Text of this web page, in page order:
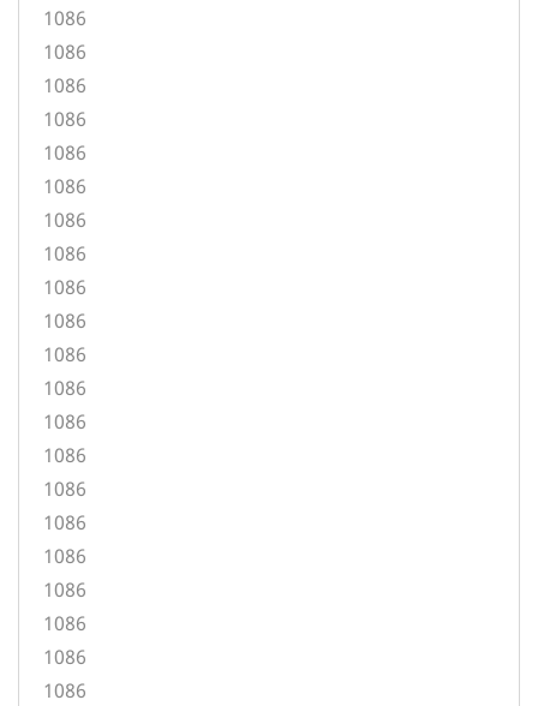
1086
1086
1086
1086
1086
1086
1086
1086
1086
1086
1086
1086
1086
1086
1086
1086
1086
1086
1086
1086
1086